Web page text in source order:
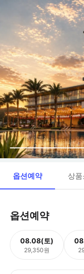
옵션예약 상
옵션예약
08.08(토)
29,350원